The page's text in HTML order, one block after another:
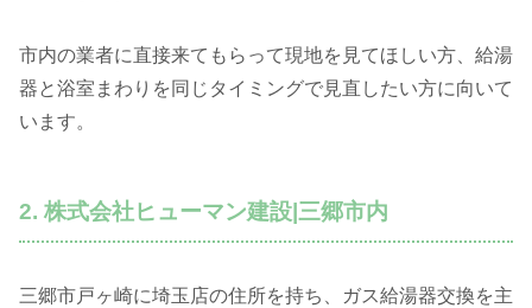
市内の業者に直接来てもらって現地を見てほしい方、給湯
器と浴室まわりを同じタイミングで見直したい方に向いて
います。
2. 株式会社ヒューマン建設|三郷市内
三郷市戸ヶ崎に埼玉店の住所を持ち、ガス給湯器交換を主